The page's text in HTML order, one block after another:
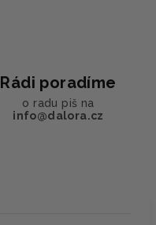
Rádi poradíme
o radu piš na
info@dalora.cz